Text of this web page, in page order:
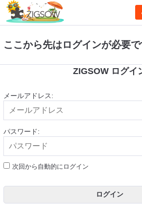
ここから先はログインが必要で
ZIGSOW ログイ
メールアドレス:
パスワード:
次回から自動的にログイン
ログイン